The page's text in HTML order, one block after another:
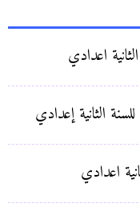
اعدادي
الثانية إعدادي
اعدادي